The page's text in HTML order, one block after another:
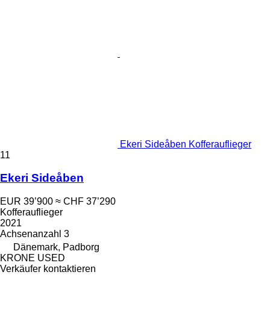
Ekeri Sideåben Kofferauflieger
11
Ekeri Sideåben
EUR 39’900 ≈ CHF 37’290
Kofferauflieger
2021
Achsenanzahl 3
Dänemark, Padborg
KRONE USED
Verkäufer kontaktieren